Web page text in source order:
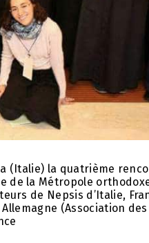
(Italie) la quatrième
de la Métropole
de Nepsis d’Italie,
(Association des